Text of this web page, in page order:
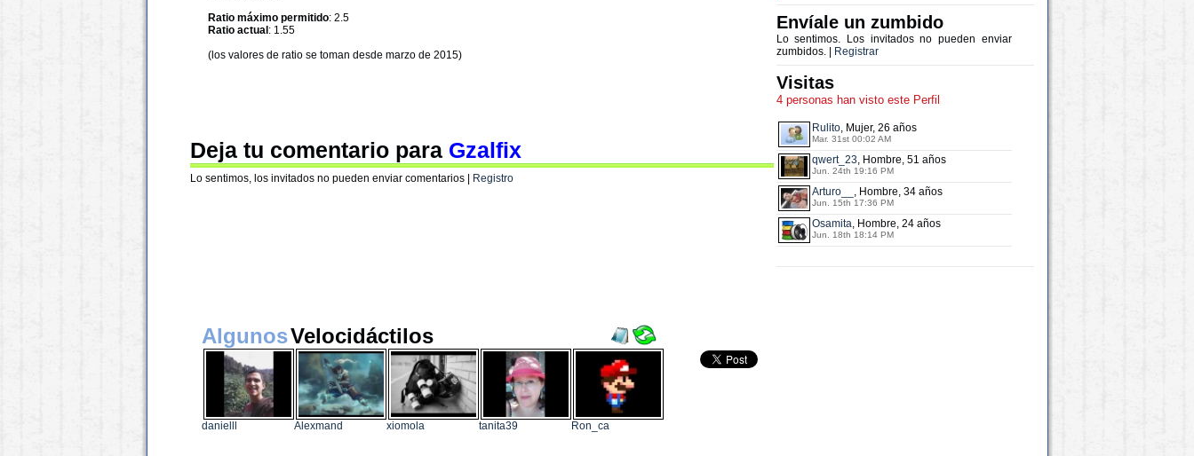
Ratio máximo permitido: 2.5
Ratio actual : 1.55
(los valores de ratio se toman desde marzo de 2015)
Deja tu comentario para Gzalfix
Lo sentimos, los invitados no pueden enviar comentarios | Registro
Envíale un zumbido
Lo sentimos. Los invitados no pueden enviar
zumbidos. |
Registrar
Visitas
4 personas han visto este Perfil
Rulito, Mujer, 26 años
Mar. 31st 00:02 AM
qwert_23, Hombre, 51 años
Jun. 24th 19:16 PM
Arturo__ , Hombre, 34 años
Jun. 15th 17:36 PM
Osamita, Hombre, 24 años
Jun. 18th 18:14 PM
AlgunosVelocidáctilos
danielll Alexmand xiomola tanita39 Ron_ca